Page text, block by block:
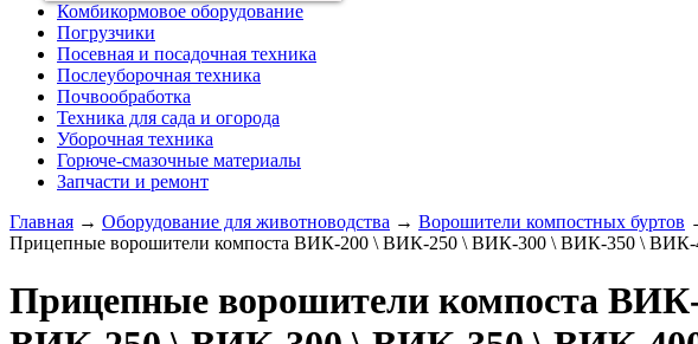
Комбикормовое оборудование
Погрузчики
Посевная и посадочная техника
Послеуборочная техника
Почвообработка
Техника для сада и огорода
Уборочная техника
Горюче-смазочные материалы
Запчасти и ремонт
Главная → Оборудование для животноводства → Ворошители компостных буртов
Прицепные ворошители компоста ВИК-200 \ ВИК-250 \ ВИК-300 \ ВИК-350 \ ВИК-
Прицепные ворошители компоста